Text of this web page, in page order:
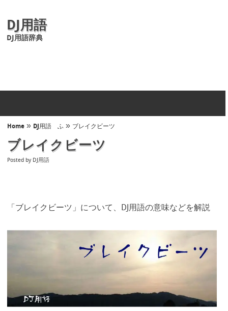
DJ用語
DJ用語辞典
Home » DJ用語 ふ » ブレイクビーツ
ブレイクビーツ
Posted by DJ用語
「ブレイクビーツ」について、DJ用語の意味などを解説